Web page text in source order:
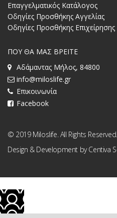
Επαγγελματικός Κατάλογος
Οδηγίες Προσθήκης Αγγελίας
Οδηγίες Προσθήκης Επιχείρησης
ΠΟΥ ΘΑ ΜΑΣ ΒΡΕΙΤΕ
Αδάμαντας Μήλος, 84800
info@miloslife.gr
Επικοινωνία
Facebook
© 2019 Miloslife. All Rights Reserved.
Design & Development byCentiva